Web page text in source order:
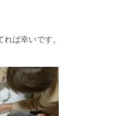
ば幸いです。